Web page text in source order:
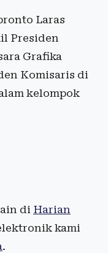
Laras
Presiden
Grafika
Komisaris di
kelompok
di Harian
kami
.